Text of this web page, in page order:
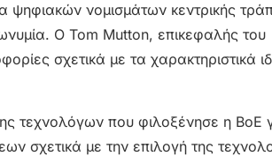
νομισμάτων κεντρικής
Ο Tom Mutton, επικεφαλής του
σχετικά με τα χαρακτηριστικά
τεχνολόγων που φιλοξένησε η BoE
σχετικά με την επιλογή της